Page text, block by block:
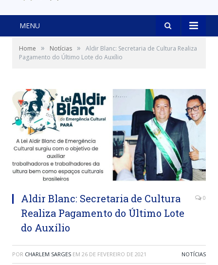
MENU
Home » Notícias »
Aldir Blanc: Secretaria de Cultura Realiza
Pagamento do Último Lote do Auxílio
Aldir Blanc: Secretaria de Cultura
Realiza Pagamento do Último Lote
do Auxílio
0
POR CHARLEM SARGES EM 26 DE FEVEREIRO DE 2021 NOTÍCIAS